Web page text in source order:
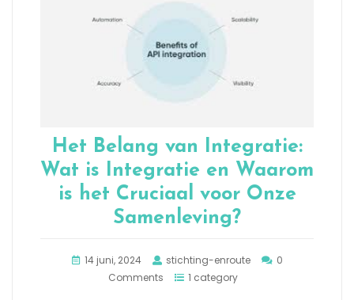
Het Belang van Integratie:
Wat is Integratie en Waarom
is het Cruciaal voor Onze
Samenleving?
14 juni, 2024 stichting-enroute
0
Comments
1 category